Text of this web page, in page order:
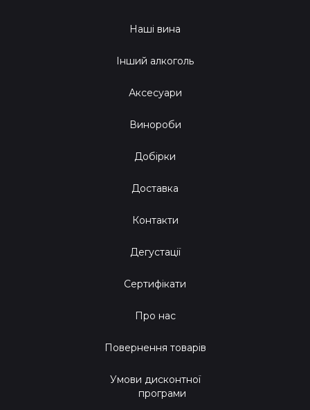
Наші вина
Інший алкоголь
Аксесуари
Винороби
Добірки
Доставка
Контакти
Дегустації
Сертифікати
Про нас
Повернення товарів
Умови дисконтної
програми